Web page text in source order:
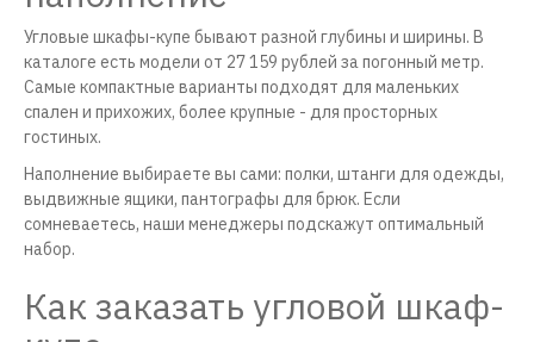
Угловые шкафы-купе бывают разной глубины и ширины. В
каталоге есть модели от 27 159 рублей за погонный метр.
Самые компактные варианты подходят для маленьких
спален и прихожих, более крупные - для просторных
гостиных.
Наполнение выбираете вы сами: полки, штанги для одежды,
выдвижные ящики, пантографы для брюк. Если
сомневаетесь, наши менеджеры подскажут оптимальный
набор.
Как заказать угловой шкаф-